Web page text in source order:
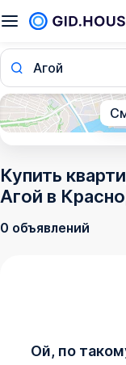
Агой
Купить
Агой в
0 объявлений
Ой, по